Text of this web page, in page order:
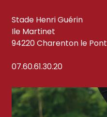
Stade Henri Guérin
Ile Martinet
94220 Charenton le Pont
07.60.61.30.20